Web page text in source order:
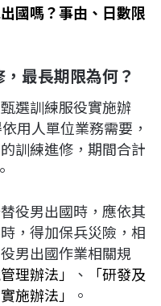
國嗎？事由、日數限
最長期限為何？
選訓練服役實施辦
用人單位業務需要，
訓練進修，期間合計
役男出國時，應依其
，得加保兵災險，相
男出國作業相關規
理辦法」 、
「研發及
施辦法」
。